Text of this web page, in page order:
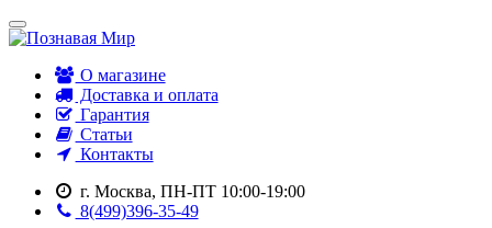
О магазине
Доставка и оплата
Гарантия
Статьи
Контакты
г. Москва, ПН-ПТ 10:00-19:00
8(499)396-35-49